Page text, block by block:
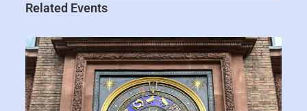
Related Events